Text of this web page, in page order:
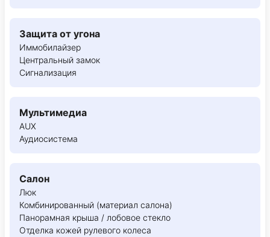
Защита от угона
Иммобилайзер
Центральный замок
Сигнализация
Мультимедиа
AUX
Аудиосистема
Салон
Люк
Комбинированный (материал салона)
Панорамная крыша / лобовое стекло
Отделка кожей рулевого колеса